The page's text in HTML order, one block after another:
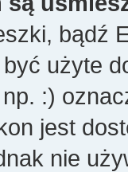
bądź
być użyte
:)
jest
nie